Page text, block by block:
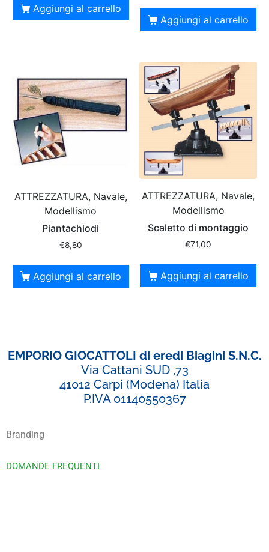
Aggiungi al carrello
Aggiungi al carrello
ATTREZZATURA, Navale,
Modellismo
Piantachiodi
€8,80
Aggiungi al carrello
ATTREZZATURA, Navale,
Modellismo
Scaletto di montaggio
€71,00
Aggiungi al carrello
EMPORIO GIOCATTOLI di eredi Biagini S.N.C.
Via Cattani SUD ,73
41012 Carpi (Modena) Italia
P.IVA 01140550367
Branding
DOMANDE FREQUENTI